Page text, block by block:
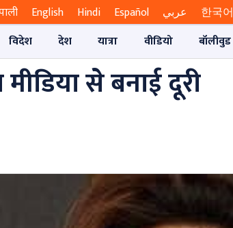
English Hindi Español عربي 한국어
विदेश देश यात्रा वीडियो बॉलीवुड
से बनाई दूरी